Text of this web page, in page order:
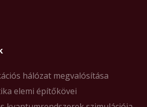
hálózat megvalósítása
elemi építőkövei